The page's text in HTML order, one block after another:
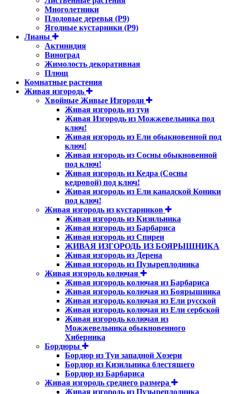
Многолетники
Плодовые деревья (Р9)
Ягодные кустарники (Р9)
Лианы
Актинидия
Виноград
Жимолость декоративная
Плющ
Комнатные растения
Живая изгородь
Хвойные Живые Изгороди
Живая изгородь из туи
Живая Изгородь из Можжевельника под
ключ!
Живая изгородь из Ели обыкновенной под
ключ!
Живая изгородь из Сосны обыкновенной
под ключ!
Живая изгородь из Кедра (Сосны
кедровой) под ключ!
Живая изгородь из Ели канадской Коники
под ключ!
Живая изгородь из кустарников
Живая изгородь из Кизильника
Живая изгородь из Барбариса
Живая изгородь из Спиреи
ЖИВАЯ ИЗГОРОДЬ ИЗ БОЯРЫШНИКА
Живая изгородь из Дерена
Живая изгородь из Пузыреплодника
Живая изгородь колючая
Живая изгородь колючая из Барбариса
Живая изгородь колючая из Боярышника
Живая изгородь колючая из Ели русской
Живая изгородь колючая из Ели сербской
Живая изгородь колючая из
Можжевельника обыкновенного
Хиберника
Бордюры
Бордюр из Туи западной Хозери
Бордюр из Кизильника блестящего
Бордюр из Барбариса
Живая изгородь среднего размера
Живая изгородь из Пузыреплодника